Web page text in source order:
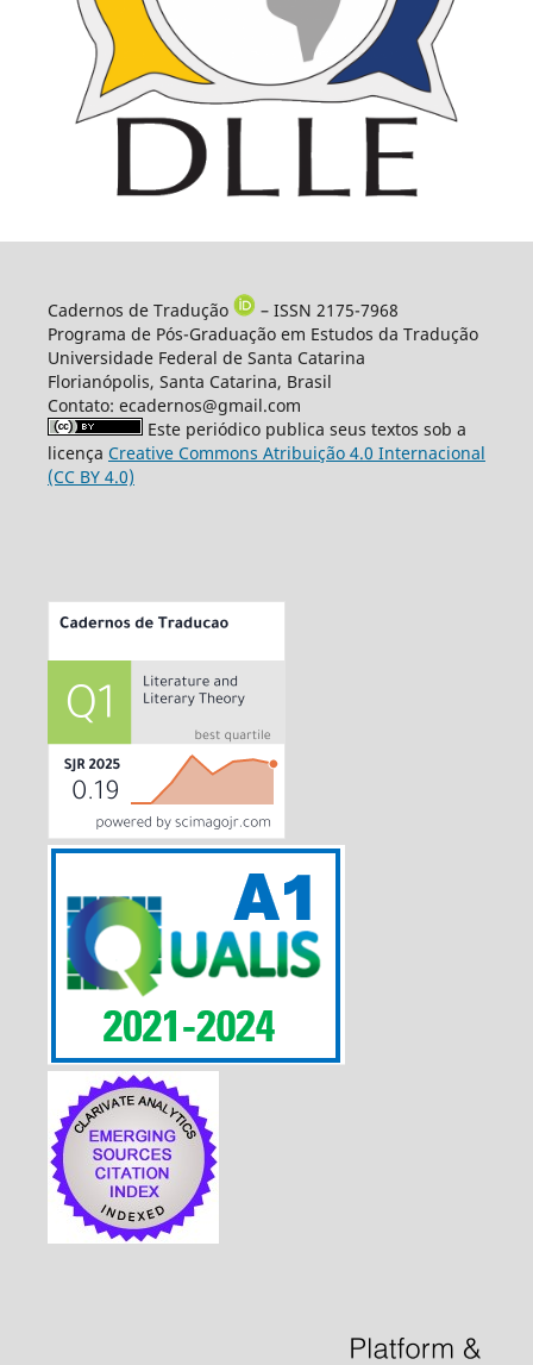
Cadernos de Tradução
– ISSN 2175-7968
Programa de Pós-Graduação em Estudos da Tradução
Universidade Federal de Santa Catarina
Florianópolis, Santa Catarina, Brasil
Contato: ecadernos@gmail.com
Este periódico publica seus textos sob a
licença Creative Commons Atribuição 4.0 Internacional
(CC BY 4.0)